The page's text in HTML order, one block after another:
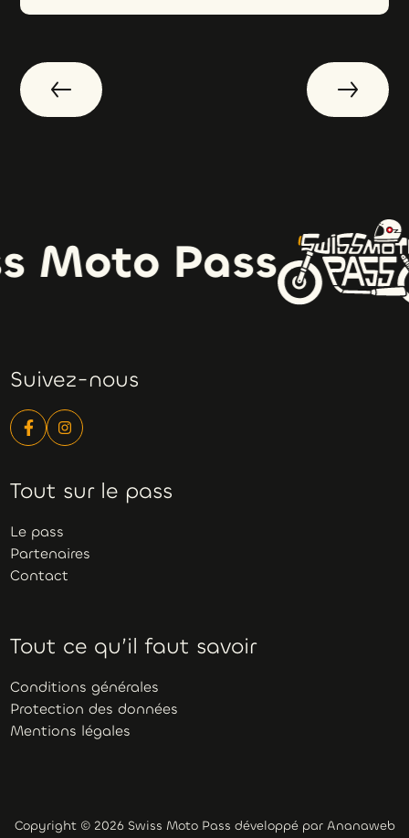
Moto Pass
Suivez-nous
Tout sur le pass
Le pass
Partenaires
Contact
Tout ce qu’il faut savoir
Conditions générales
Protection des données
Mentions légales
Copyright © 2026 Swiss Moto Pass développé par Ananaweb